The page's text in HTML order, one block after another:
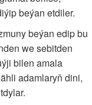
beýan etdiler.
beýan edip bu
we sebitden
bilen amala
adamlaryň dini,